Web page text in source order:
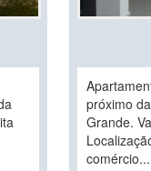
próximo
Grande.
comércio...